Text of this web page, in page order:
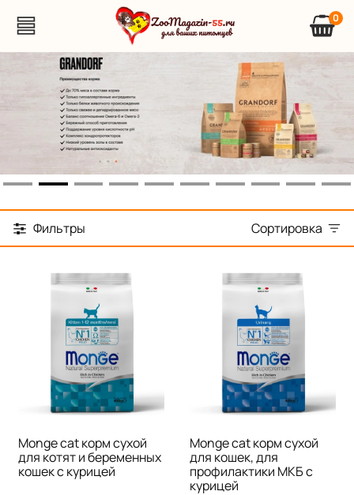
0
Фильтры Сортировка
Monge cat корм сухой
для котят и беременных
кошек с курицей
Monge cat корм сухой
для кошек, для
профилактики МКБ с
курицей